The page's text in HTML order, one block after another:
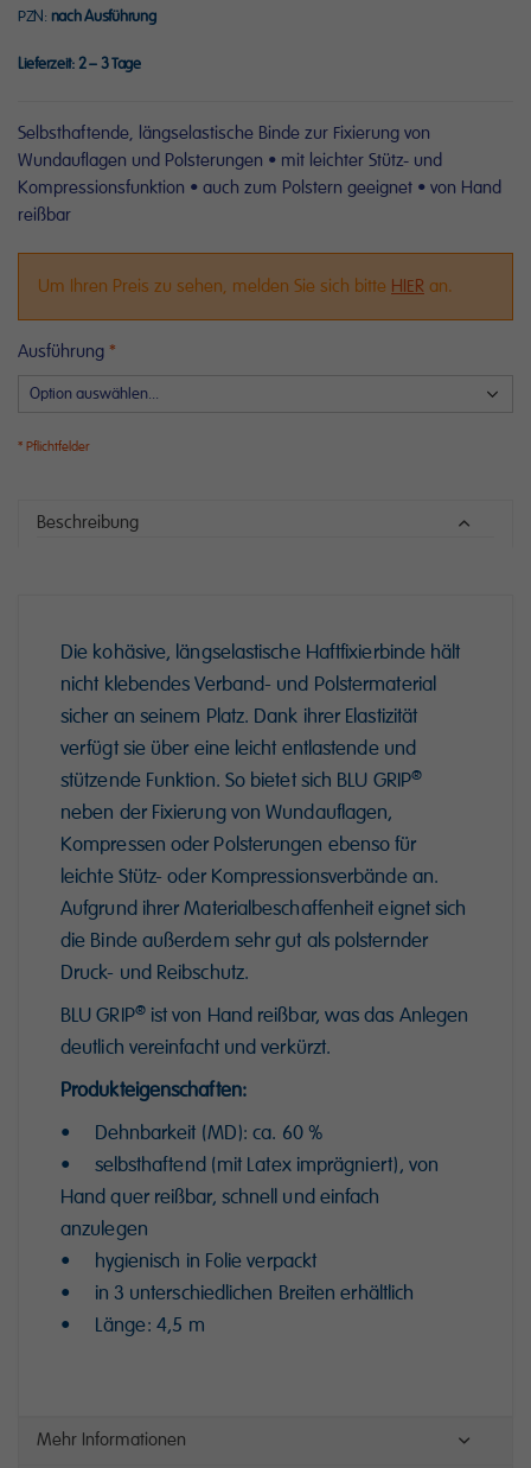
PZN nach Ausführung
Lieferzeit: 2 – 3 Tage
Selbsthaftende, längselastische Binde zur Fixierung von
Wundauflagen und Polsterungen • mit leichter Stütz- und
Kompressionsfunktion • auch zum Polstern geeignet • von Hand
reißbar
Um Ihren Preis zu sehen, melden Sie sich bitte HIER an.
Ausführung
Beschreibung
Die kohäsive, längselastische Haftfixierbinde hält
nicht klebendes Verband- und Polstermaterial
sicher an seinem Platz. Dank ihrer Elastizität
verfügt sie über eine leicht entlastende und
stützende Funktion. So bietet sich BLU GRIP®
neben der Fixierung von Wundauflagen,
Kompressen oder Polsterungen ebenso für
leichte Stütz- oder Kompressionsverbände an.
Aufgrund ihrer Materialbeschaffenheit eignet sich
die Binde außerdem sehr gut als polsternder
Druck- und Reibschutz.
BLU GRIP®ist von Hand reißbar, was das Anlegen
deutlich vereinfacht und verkürzt.
Produkteigenschaften:
• Dehnbarkeit (MD): ca. 60 %
• selbsthaftend (mit Latex imprägniert), von
Hand quer reißbar, schnell und einfach
anzulegen
• hygienisch in Folie verpackt
• in 3 unterschiedlichen Breiten erhältlich
• Länge: 4,5 m
Mehr Informationen